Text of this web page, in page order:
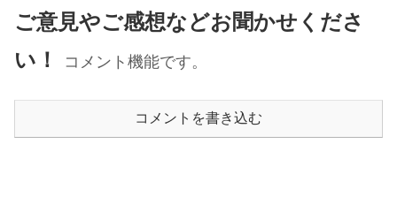
ご意見やご感想などお聞かせくださ
い！
コメント機能です。
コメントを書き込む